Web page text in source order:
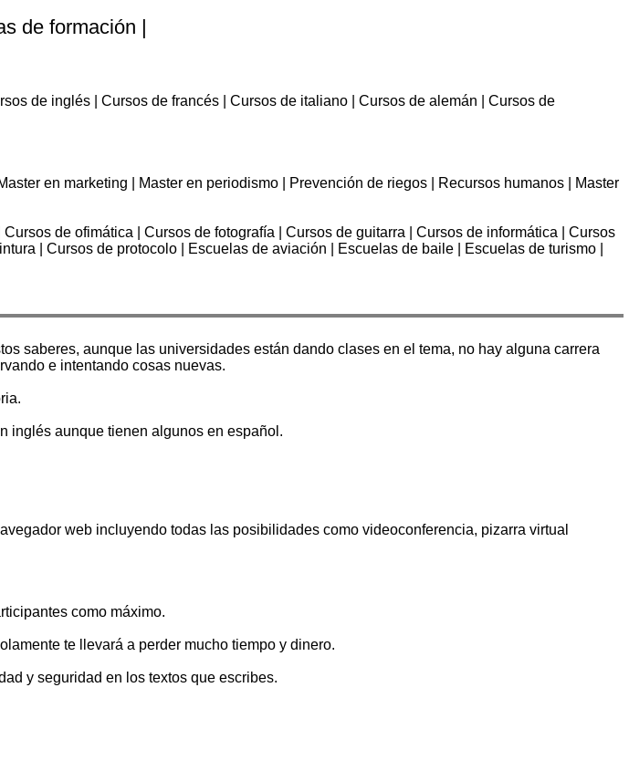
de formación |
de inglés | Cursos de francés | Cursos de italiano | Cursos de alemán | Cursos de
en marketing | Master en periodismo | Prevención de riegos | Recursos humanos | Master
de ofimática | Cursos de fotografía | Cursos de guitarra | Cursos de informática | Cursos
| Cursos de protocolo | Escuelas de aviación | Escuelas de baile | Escuelas de turismo |
saberes, aunque las universidades están dando clases en el tema, no hay alguna carrera
e intentando cosas nuevas.
inglés aunque tienen algunos en español.
web incluyendo todas las posibilidades como videoconferencia, pizarra virtual
como máximo.
te llevará a perder mucho tiempo y dinero.
y seguridad en los textos que escribes.